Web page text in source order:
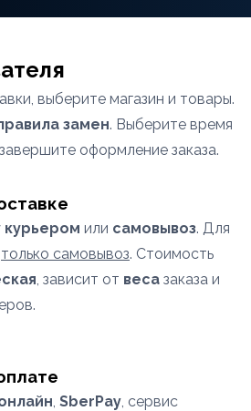
выберите магазин и товары.
замен. Выберите время
оформление заказа.
курьером или самовывоз. Для
только самовывоз. Стоимость
, зависит от веса заказа и
, SberPay, сервис